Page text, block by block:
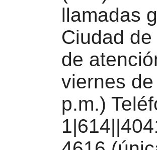
llamadas
Ciudad
de
viernes
p.m.)